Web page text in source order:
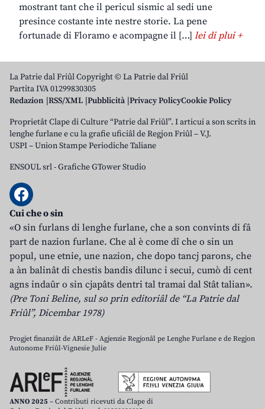
mostrant tant che il pericul sismic al sedi une
presince costante inte nestre storie. La pene
fortunade di Floramo e acompagne il […] lei di plui +
La Patrie dal Friûl Copyright © La Patrie dal Friûl
Partita IVA 01299830305
Redazion RSS/XML Pubblicità Privacy PolicyCookie Policy
Proprietât Clape di Culture “Patrie dal Friûl”. I articui a son scrits in
lenghe furlane e cu la grafie uficiâl de Regjon Friûl – V.J.
USPI – Union Stampe Periodiche Taliane
ENSOUL srl-Grafiche GTower Studio
Cui che o sin
«O sin furlans di lenghe furlane, che a son convints di fâ
part de nazion furlane. Che al è come dî che o sin un
popul, une etnie, une nazion, che dopo tancj parons, che
a àn balinât di chestis bandis dilunc i secui, cumò di cent
agns indaûr o sin cjapâts dentri tal tramai dal Stât talian».
(Pre Toni Beline, sul so prin editoriâl de “La Patrie dal
Friûl”, Dicembar 1978)
Progjet finanziât de ARLeF - Agjenzie Regjonâl pe Lenghe Furlane e de Regjon
Autonome Friûl-Vignesie Julie
ANNO 2025 – Contributi ricevuti da Clape di